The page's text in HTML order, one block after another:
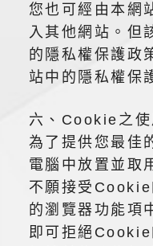
您也可經由本網
入其他網站。但
的隱私權保護政
站中的隱私權保
六、Cookie之使
為了提供您最佳
電腦中放置並取
不願接受Cookie
的瀏覽器功能項
即可拒絕Cookie